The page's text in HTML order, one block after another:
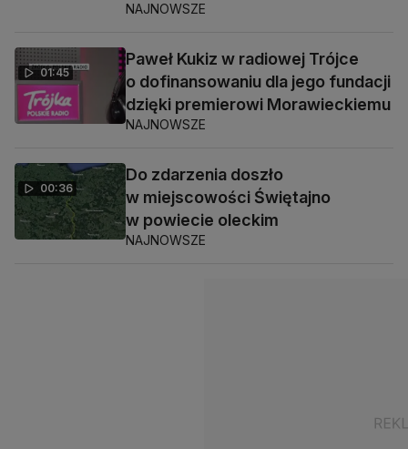
NAJNOWSZE
01:45
Paweł Kukiz w radiowej Trójce
o dofinansowaniu dla jego fundacji
dzięki premierowi Morawieckiemu
NAJNOWSZE
00:36
Do zdarzenia doszło
w miejscowości Świętajno
w powiecie oleckim
NAJNOWSZE